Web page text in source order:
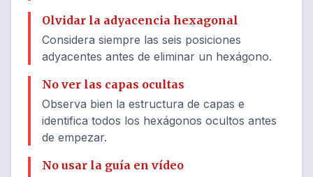
Olvidar la adyacencia hexagonal
Considera siempre las seis posiciones
adyacentes antes de eliminar un hexágono.
No ver las capas ocultas
Observa bien la estructura de capas e
identifica todos los hexágonos ocultos antes
de empezar.
No usar la guía en vídeo